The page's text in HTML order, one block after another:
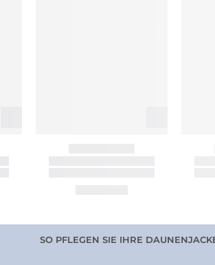
SO PFLEGEN SIE IHRE